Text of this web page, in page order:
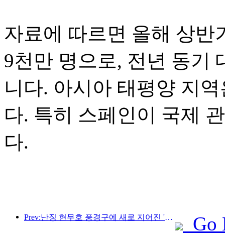
자료에 따르면 올해 상반
9천만 명으로, 전년 동기
니다. 아시아 태평양 지
다. 특히 스페인이 국제
다.
Prev:난징 현무호 풍경구에 새로 지어진 '진링 시관'을 포함한 4개의 문화 공간이 공식적으로 개장했습니다. Go